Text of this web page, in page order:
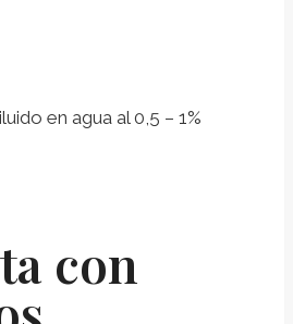
en agua al 0,5 – 1%
con